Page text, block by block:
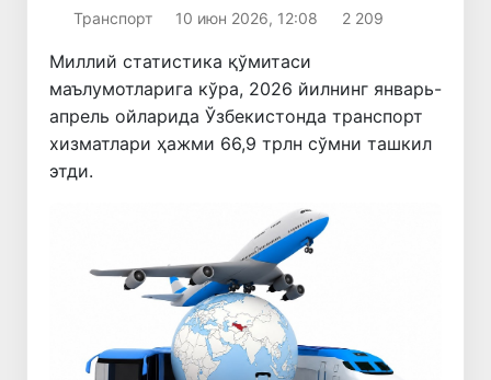
Транспорт 10 июн 2026, 12:08 2 209
Миллий статистика қўмитаси
маълумотларига кўра, 2026 йилнинг январь-
апрель ойларида Ўзбекистонда транспорт
хизматлари ҳажми 66,9 трлн сўмни ташкил
этди.